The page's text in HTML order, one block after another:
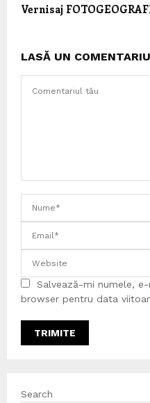
Vernisaj
LASĂ UN COMENTARIU
Salvează-mi numele,
browser pentru data
Search